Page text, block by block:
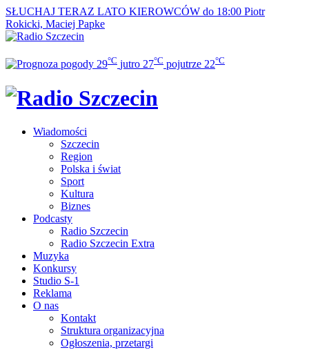
SŁUCHAJ TERAZ LATO KIEROWCÓW do 18:00 Piotr
Rokicki, Maciej Papke
29°C jutro 27°C pojutrze 22°C
Wiadomości
Szczecin
Region
Polska i świat
Sport
Kultura
Biznes
Podcasty
Radio Szczecin
Radio Szczecin Extra
Muzyka
Konkursy
Studio S-1
Reklama
O nas
Kontakt
Struktura organizacyjna
Ogłoszenia, przetargi